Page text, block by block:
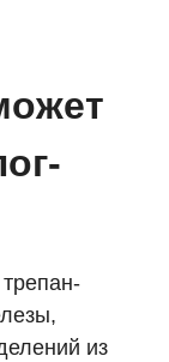
трепан-
из